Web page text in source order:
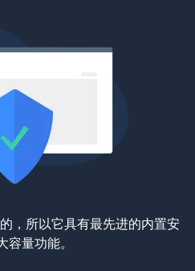
，所以它具有最先进的内置安
容量功能。